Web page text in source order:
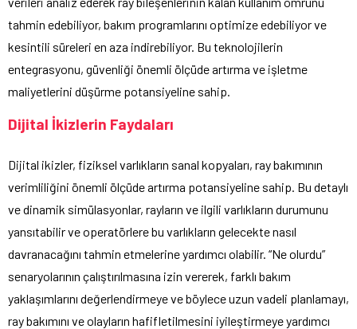
tahmin edebiliyor, bakım programlarını optimize edebiliyor ve
kesintili süreleri en aza indirebiliyor. Bu teknolojilerin
entegrasyonu, güvenliği önemli ölçüde artırma ve işletme
maliyetlerini düşürme potansiyeline sahip.
Dijital İkizlerin Faydaları
Dijital ikizler, fiziksel varlıkların sanal kopyaları, ray bakımının
verimliliğini önemli ölçüde artırma potansiyeline sahip. Bu detaylı
ve dinamik simülasyonlar, rayların ve ilgili varlıkların durumunu
yansıtabilir ve operatörlere bu varlıkların gelecekte nasıl
davranacağını tahmin etmelerine yardımcı olabilir. “Ne olurdu”
senaryolarının çalıştırılmasına izin vererek, farklı bakım
yaklaşımlarını değerlendirmeye ve böylece uzun vadeli planlamayı,
ray bakımını ve olayların hafifletilmesini iyileştirmeye yardımcı